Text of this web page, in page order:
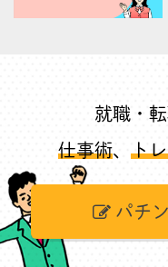
就職・
仕事術、 ト
パチ